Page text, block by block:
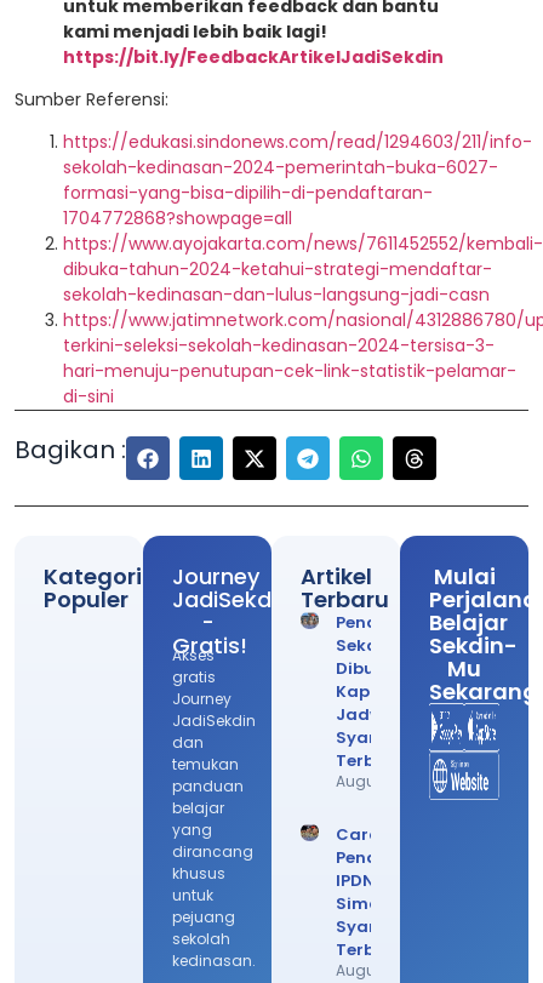
untuk memberikan feedback dan bantu
kami menjadi lebih baik lagi!
https://bit.ly/FeedbackArtikelJadiSekdin
Sumber Referensi:
https://edukasi.sindonews.com/read/1294603/211/info-
sekolah-kedinasan-2024-pemerintah-buka-6027-
formasi-yang-bisa-dipilih-di-pendaftaran-
1704772868?showpage=all
https://www.ayojakarta.com/news/7611452552/kembali-
dibuka-tahun-2024-ketahui-strategi-mendaftar-
sekolah-kedinasan-dan-lulus-langsung-jadi-casn
https://www.jatimnetwork.com/nasional/4312886780/
terkini-seleksi-sekolah-kedinasan-2024-tersisa-3-
hari-menuju-penutupan-cek-link-statistik-pelamar-
di-sini
Bagikan :
Kategori
Populer
Journey
JadiSekdin
-
Gratis!
Akses
gratis
Journey
JadiSekdin
dan
temukan
panduan
belajar
yang
dirancang
khusus
untuk
pejuang
sekolah
kedinasan.
Artikel
Terbaru
Pendaftaran
Sekdin
Dibuka
Kapan? Cek
Jadwal
Syarat
Terbarunya
August 4, 2026
Cara Daftar
Pendaftaran
IPDN 2026,
Simak
Syarat
Terbarunya
August 3, 2026
Mulai
Belajar
Sekdin-
Mu
Sekarang